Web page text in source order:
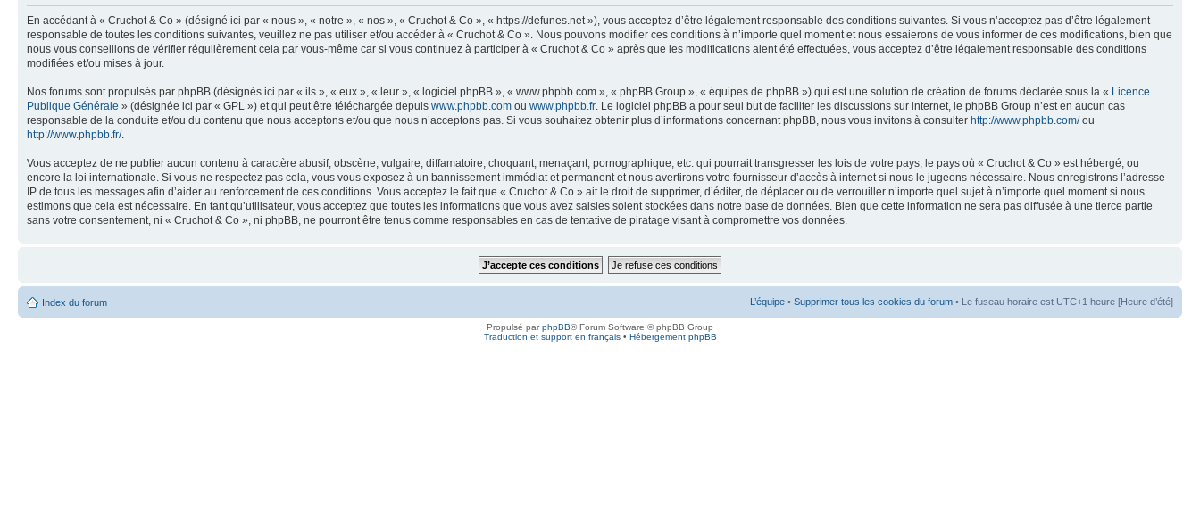
En accédant à « Cruchot & Co » (désigné ici par « nous », « notre », « nos », « Cruchot & Co », « https://defunes.net »), vous acceptez d’être légalement responsable des conditions suivantes. Si vous n’acceptez pas d’être légalement
responsable de toutes les conditions suivantes, veuillez ne pas utiliser et/ou accéder à « Cruchot & Co ». Nous pouvons modifier ces conditions à n’importe quel moment et nous essaierons de vous informer de ces modifications, bien que
nous vous conseillons de vérifier régulièrement cela par vous-même car si vous continuez à participer à « Cruchot & Co » après que les modifications aient été effectuées, vous acceptez d’être légalement responsable des conditions
modifiées et/ou mises à jour.
Nos forums sont propulsés par phpBB (désignés ici par « ils », « eux », « leur », « logiciel phpBB », « www.phpbb.com », « phpBB Group », « équipes de phpBB ») qui est une solution de création de forums déclarée sous la « Licence
Publique Générale » (désignée ici par « GPL ») et qui peut être téléchargée depuis www.phpbb.com ou www.phpbb.fr . Le logiciel phpBB a pour seul but de faciliter les discussions sur internet, le phpBB Group n’est en aucun cas
responsable de la conduite et/ou du contenu que nous acceptons et/ou que nous n’acceptons pas. Si vous souhaitez obtenir plus d’informations concernant phpBB, nous vous invitons à consulter http://www.phpbb.com/ou
http://www.phpbb.fr/.
Vous acceptez de ne publier aucun contenu à caractère abusif, obscène, vulgaire, diffamatoire, choquant, menaçant, pornographique, etc. qui pourrait transgresser les lois de votre pays, le pays où « Cruchot & Co » est hébergé, ou
encore la loi internationale. Si vous ne respectez pas cela, vous vous exposez à un bannissement immédiat et permanent et nous avertirons votre fournisseur d’accès à internet si nous le jugeons nécessaire. Nous enregistrons l’adresse
IP de tous les messages afin d’aider au renforcement de ces conditions. Vous acceptez le fait que « Cruchot & Co » ait le droit de supprimer, d’éditer, de déplacer ou de verrouiller n’importe quel sujet à n’importe quel moment si nous
estimons que cela est nécessaire. En tant qu’utilisateur, vous acceptez que toutes les informations que vous avez saisies soient stockées dans notre base de données. Bien que cette information ne sera pas diffusée à une tierce partie
sans votre consentement, ni « Cruchot & Co », ni phpBB, ne pourront être tenus comme responsables en cas de tentative de piratage visant à compromettre vos données.
Index du forum L’équipe • Supprimer tous les cookies du forum • Le fuseau horaire est UTC+1 heure [Heure d’été]
Propulsé parphpBB® Forum Software © phpBB Group
Traduction et support en français• Hébergement phpBB